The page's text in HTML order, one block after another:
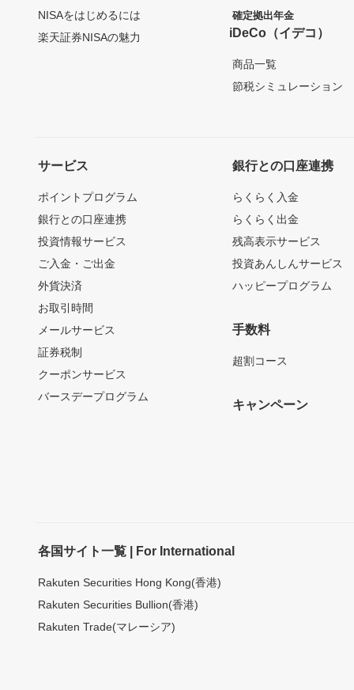
NISAをはじめるには
楽天証券NISAの魅力
確定拠出年金
iDeCo（イデコ）
商品一覧
節税シミュレーション
サービス
ポイントプログラム
銀行との口座連携
投資情報サービス
ご入金・ご出金
外貨決済
お取引時間
メールサービス
証券税制
クーポンサービス
バースデープログラム
銀行との口座連携
らくらく入金
らくらく出金
残高表示サービス
投資あんしんサービス
ハッピープログラム
手数料
超割コース
キャンペーン
各国サイト一覧 | For International
Rakuten Securities Hong Kong(香港)
Rakuten Securities Bullion(香港)
Rakuten Trade(マレーシア)